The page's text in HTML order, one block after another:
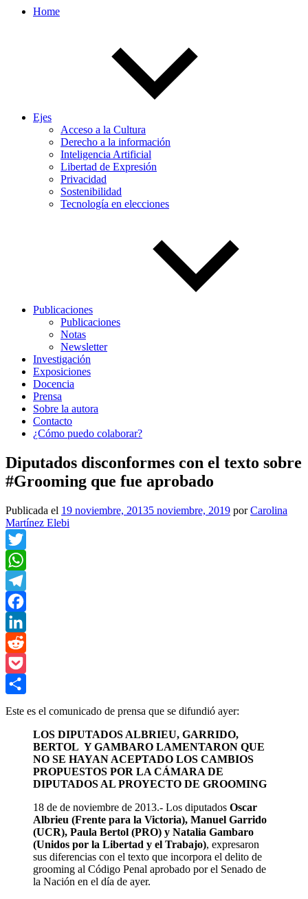
Home
Ejes
Acceso a la Cultura
Derecho a la información
Inteligencia Artificial
Libertad de Expresión
Privacidad
Sostenibilidad
Tecnología en elecciones
Publicaciones
Publicaciones
Notas
Newsletter
Investigación
Exposiciones
Docencia
Prensa
Sobre la autora
Contacto
¿Cómo puedo colaborar?
Diputados disconformes con el texto sobre
#Grooming que fue aprobado
Publicada el 19 noviembre, 20135 noviembre, 2019 porCarolina
Martínez Elebi
Twitter
WhatsApp
Telegram
Facebook
LinkedIn
Reddit
Pocket
Este es el comunicado de prensa que se difundió ayer:
LOS DIPUTADOS ALBRIEU, GARRIDO,
BERTOL Y GAMBARO LAMENTARON QUE
NO SE HAYAN ACEPTADO LOS CAMBIOS
PROPUESTOS POR LA CÁMARA DE
DIPUTADOS AL PROYECTO DE GROOMING
18 de de noviembre de 2013.- Los diputados Oscar
Albrieu (Frente para la Victoria), Manuel Garrido
(UCR), Paula Bertol (PRO) y Natalia Gambaro
(Unidos por la Libertad y el Trabajo), expresaron
sus diferencias con el texto que incorpora el delito de
grooming al Código Penal aprobado por el Senado de
la Nación en el día de ayer.